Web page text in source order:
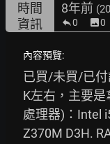
時間 8年前
資訊 0 image0
內容預覽:
已買/未買/已
K左右，主要是
處理器)：Intel
Z370M D3H.